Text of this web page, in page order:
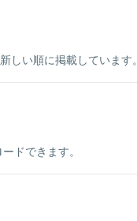
しい順に掲載しています。
ドできます。